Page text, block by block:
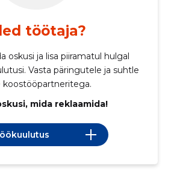
töötaja?
oskusi ja lisa piiramatul hulgal
Vasta päringutele ja suhtle
koostööpartneritega.
mida reklaamida!